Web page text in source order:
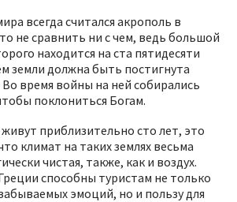
всегда считался акрополь в
не сравнить ни с чем, ведь большой
находится на ста пятидесяти
земли должна быть постигнута
время войны на ней собирались
поклониться Богам.
приблизительно сто лет, это
климат на таких землях весьма
чистая, также, как и воздух.
способны туристам не только
эмоций, но и пользу для